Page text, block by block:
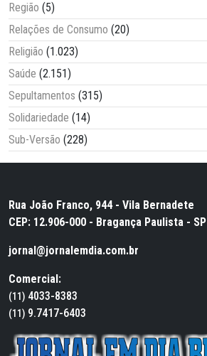
Região (5)
Relações de Consumo (20)
Religião (1.023)
Saúde (2.151)
Sepultamentos (315)
Solidariedade (14)
Sub-Versão (228)
Rua João Franco, 944 - Vila Bernadete
CEP: 12.906-000 - Bragança Paulista - SP
jornal@jornalemdia.com.br
Comercial:
(11) 4033-8383
(11) 9.7417-6403